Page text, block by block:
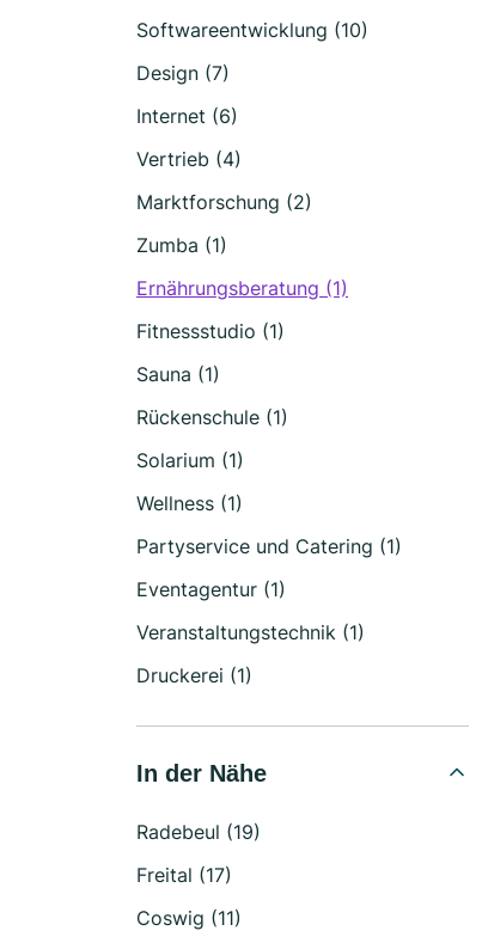
Softwareentwicklung (10)
Design (7)
Internet (6)
Vertrieb (4)
Marktforschung (2)
Zumba (1)
Ernährungsberatung (1)
Fitnessstudio (1)
Sauna (1)
Rückenschule (1)
Solarium (1)
Wellness (1)
Partyservice und Catering (1)
Eventagentur (1)
Veranstaltungstechnik (1)
Druckerei (1)
In der Nähe
Radebeul (19)
Freital (17)
Coswig (11)